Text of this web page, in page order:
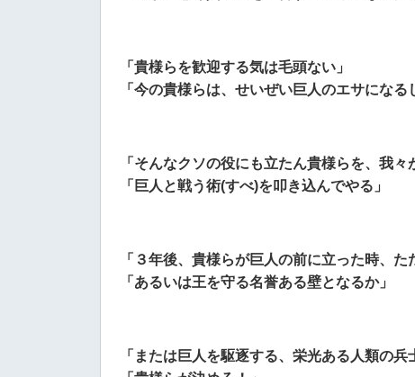
「貴様らを歓迎する気は毛頭ない」
「今の貴様らは、せいぜい巨人のエサにな
「そんなクソの役にも立たん貴様らを、我々
「巨人と戦う術(すべ)を叩き込んでやる」
「３年後、貴様らが巨人の前に立った時、た
「あるいは王を守る名誉ある壁となるか」
「または巨人を駆逐する、栄光ある人類の兵